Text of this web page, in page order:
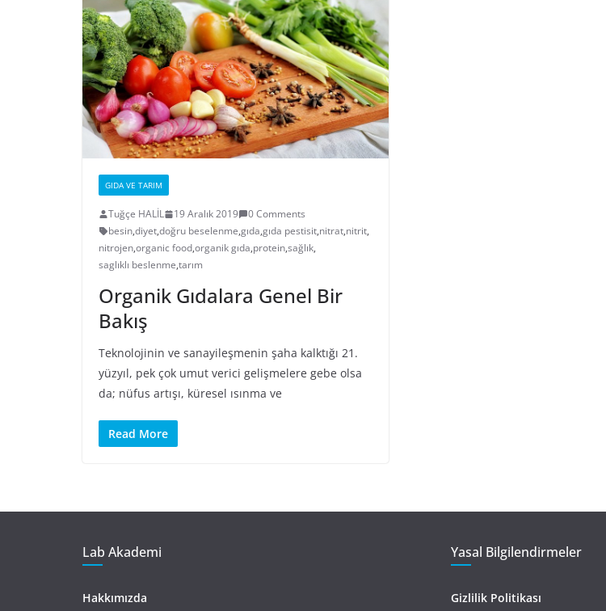
GIDA VE TARIM
Tuğçe HALİL 19 Aralık 2019
0 Comments
besin,diyet,doğru beselenme,gıda,gıda pestisit,nitrat,nitrit,
nitrojen,organic food,organik gıda,protein,sağlık,
saglıklı beslenme,tarım
Organik Gıdalara Genel Bir
Bakış
Teknolojinin ve sanayileşmenin şaha kalktığı 21.
yüzyıl, pek çok umut verici gelişmelere gebe olsa
da; nüfus artışı, küresel ısınma ve
Read More
Lab Akademi
Hakkımızda
Yasal Bilgilendirmeler
Gizlilik Politikası